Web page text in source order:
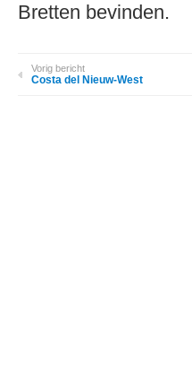
Bretten bevinden.
Vorig bericht
Costa del Nieuw-West